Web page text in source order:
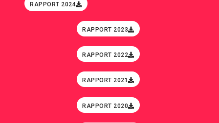
RAPPORT 2024
RAPPORT 2023
RAPPORT 2022
RAPPORT 2021
RAPPORT 2020